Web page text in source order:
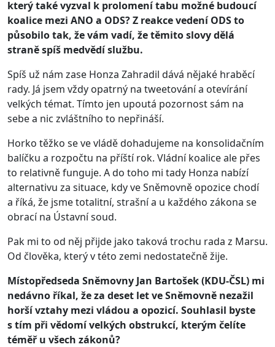
který také vyzval k prolomení tabu možné budoucí
koalice mezi ANO a ODS? Z reakce vedení ODS to
působilo tak, že vám vadí, že těmito slovy dělá
straně spíš medvědí službu.
Spíš už nám zase Honza Zahradil dává nějaké hraběcí
rady. Já jsem vždy opatrný na tweetování a otevírání
velkých témat. Tímto jen upoutá pozornost sám na
sebe a nic zvláštního to nepřináší.
Horko těžko se ve vládě dohadujeme na konsolidačním
balíčku a rozpočtu na příští rok. Vládní koalice ale přes
to relativně funguje. A do toho mi tady Honza nabízí
alternativu za situace, kdy ve Sněmovně opozice chodí
a říká, že jsme totalitní, strašní a u každého zákona se
obrací na Ústavní soud.
Pak mi to od něj přijde jako taková trochu rada z Marsu.
Od člověka, který v této zemi nedostatečně žije.
Místopředseda Sněmovny Jan Bartošek (KDU-ČSL) mi
nedávno říkal, že za deset let ve Sněmovně nezažil
horší vztahy mezi vládou a opozicí. Souhlasil byste
s tím při vědomí velkých obstrukcí, kterým čelíte
téměř u všech zákonů?